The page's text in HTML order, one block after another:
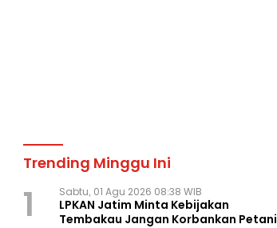
Trending Minggu Ini
1 Sabtu, 01 Agu 2026 08:38 WIB
LPKAN Jatim Minta Kebijakan
Tembakau Jangan Korbankan Petani